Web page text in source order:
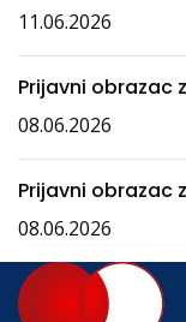
11.06.2026
Prijavni obrazac
08.06.2026
Prijavni obrazac
08.06.2026